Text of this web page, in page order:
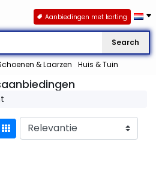
Search
& Laarzen Huis & Tuin
Aanbiedingen met korting